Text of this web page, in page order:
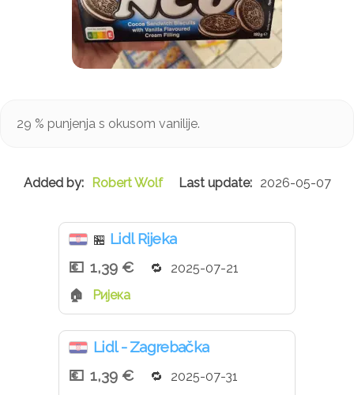
29 % punjenja s okusom vanilije.
Robert Wolf 2026-05-07
🏪 Lidl Rijeka
1,39 €
2025-07-21
Ријека
Lidl - Zagrebačka
1,39 €
2025-07-31